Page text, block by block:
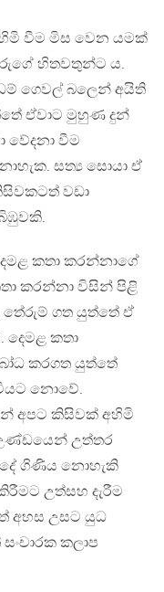
වීම මිස වෙන යමක්
හිතවතුන්ට ය.
ගෙවල් බලෙන් අයිති
ඒවාට මුහුණ දුන්
වේදනා වීම
සත්‍ය සොයා ඒ
වඩා
කතා කරන්නාගේ
කරන්නා විසින් පිළි
තේරුම් ගත යුත්තේ ඒ
දෙමළ කතා
කරගත යුත්තේ
නොවේ.
අපට කිසිවක් අහිමි
උත්තර
ගිණිය නොහැකි
උත්සහ දැරීම
අහස උසට යුධ
කලාප